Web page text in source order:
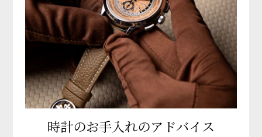
時計のお手入れのアドバイス